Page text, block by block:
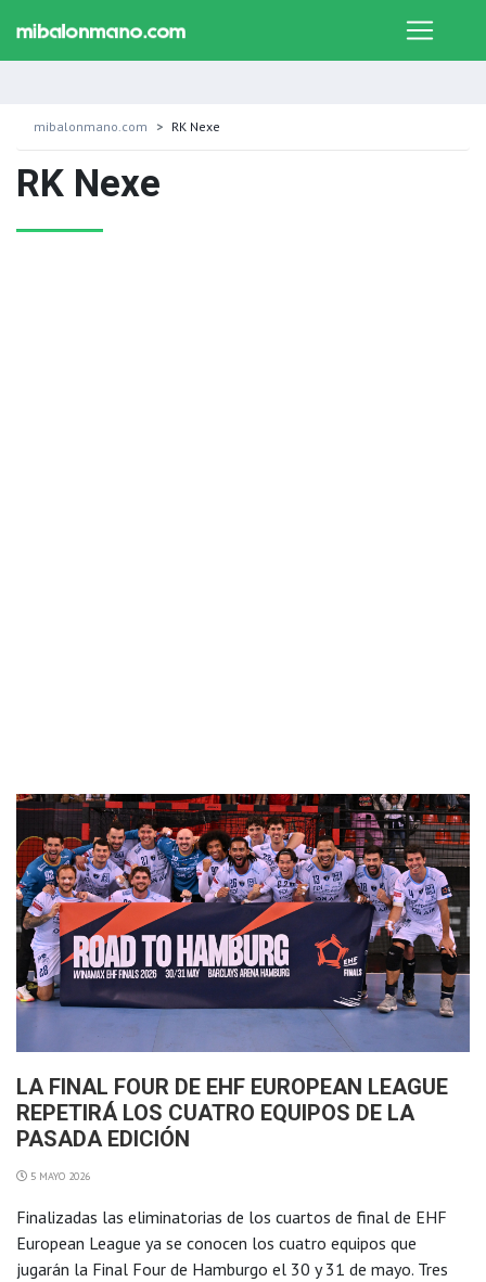
mibalonmano.com RK Nexe
RK Nexe
LA FINAL FOUR DE EHF EUROPEAN LEAGUE
REPETIRÁ LOS CUATRO EQUIPOS DE LA
PASADA EDICIÓN
5 MAYO 2026
Finalizadas las eliminatorias de los cuartos de final de EHF
European League ya se conocen los cuatro equipos que
jugarán la Final Four de Hamburgo el 30 y 31 de mayo. Tres